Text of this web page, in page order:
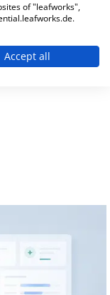
Mark!!!
of "leafworks",
Accept all